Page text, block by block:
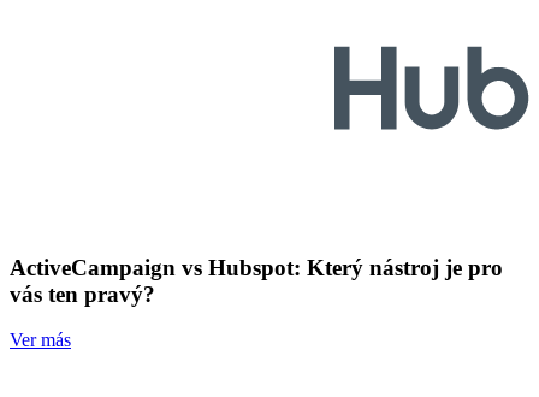
ActiveCampaign vs Hubspot: Který nástroj je pro
vás ten pravý?
Ver más